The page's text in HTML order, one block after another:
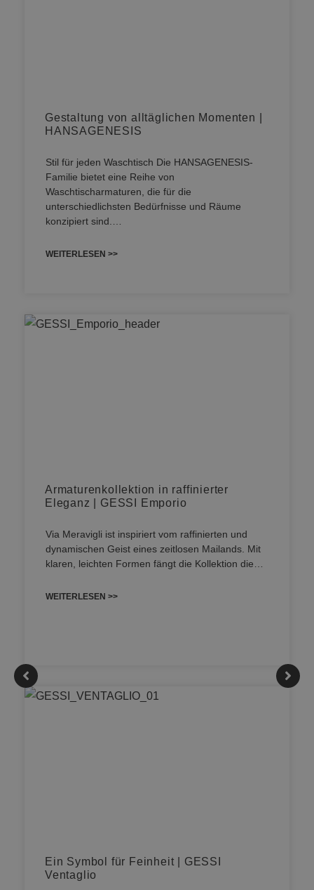
Gestaltung von alltäglichen Momenten |
HANSAGENESIS
Stil für jeden Waschtisch Die HANSAGENESIS-
Familie bietet eine Reihe von
Waschtischarmaturen, die für die
unterschiedlichsten Bedürfnisse und Räume
konzipiert sind.…
WEITERLESEN >>
Armaturenkollektion in raffinierter
Eleganz | GESSI Emporio
Via Meravigli ist inspiriert vom raffinierten und
dynamischen Geist eines zeitlosen Mailands. Mit
klaren, leichten Formen fängt die Kollektion die…
WEITERLESEN >>
Ein Symbol für Feinheit | GESSI
Ventaglio